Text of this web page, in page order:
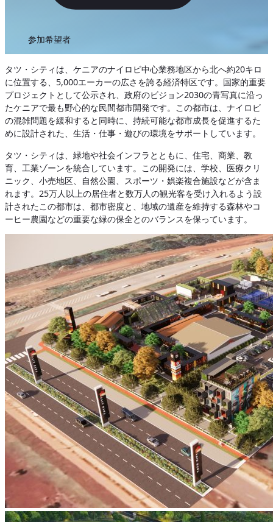
参加希望者
タツ・シティは、ケニアのナイロビ中心業務地区から北へ約20キロ
に位置する、5,000エーカーの広さを誇る経済特区です。国家的重要
プロジェクトとして公示され、政府のビジョン2030の青写真に沿っ
たケニアで最も野心的な民間都市開発です。この都市は、ナイロビ
の混雑問題を緩和すると同時に、持続可能な都市成長を促進するた
めに設計された、生活・仕事・遊びの環境をサポートしています。
タツ・シティは、緑地や社会インフラとともに、住宅、商業、教
育、工業ゾーンを統合しています。この開発には、学校、医療クリ
ニック、小売地区、自然公園、スポーツ・娯楽複合施設などが含ま
れます。25万人以上の居住者と数万人の観光客を受け入れるよう設
計されたこの都市は、都市密度と、地域の遺産を維持する森林やコ
ーヒー農園などの重要な緑の保全とのバランスを保っています。